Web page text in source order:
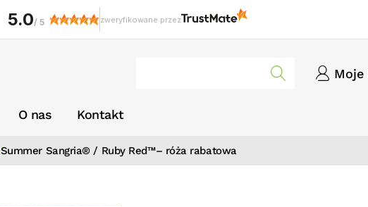
O nas Kontakt
Summer Sangria® / Ruby Red™– róża rabatowa
5.0/ 5 zweryfikowane przez